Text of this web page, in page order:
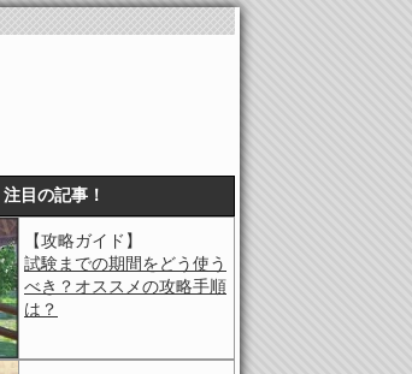
注目の記事！
【攻略ガイド】
試験までの期間をどう使う
べき？オススメの攻略手順
は？